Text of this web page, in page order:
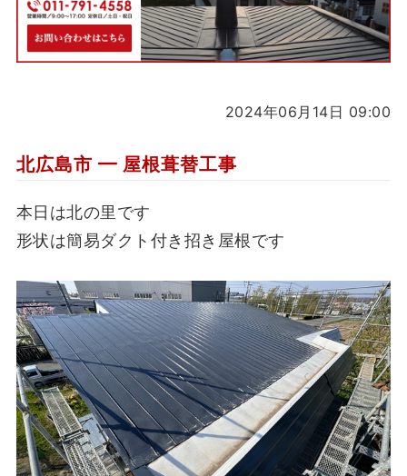
2024年06月14日 09:00
北広島市 ━ 屋根葺替工事
本日は北の里です
形状は簡易ダクト付き招き屋根です